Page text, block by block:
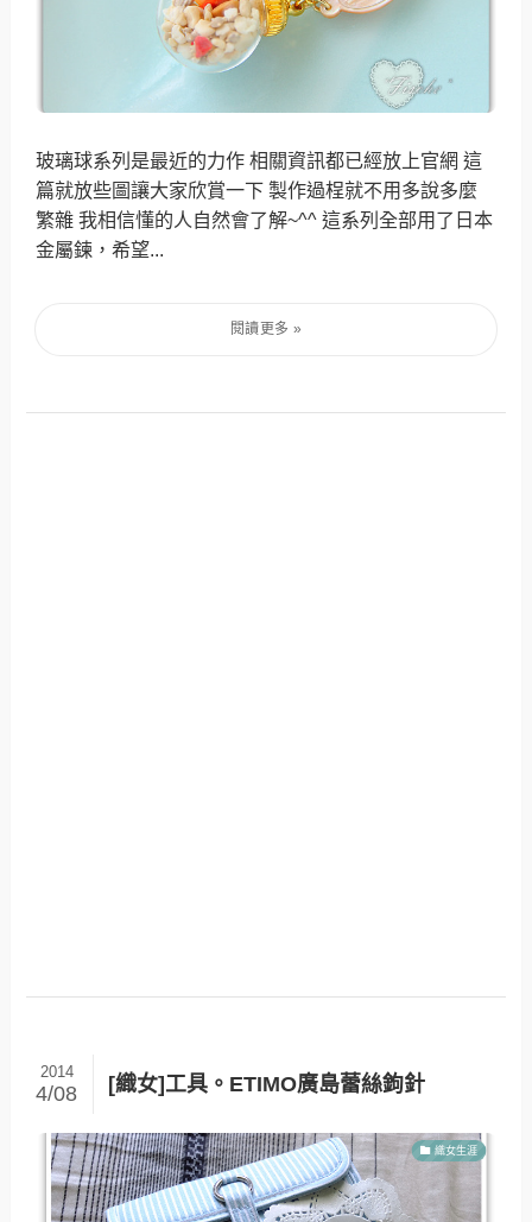
玻璃球系列是最近的力作 相關資訊都已經放上官網 這
篇就放些圖讓大家欣賞一下 製作過桯就不用多說多麼
繁雜 我相信懂的人自然會了解~^^ 這系列全部用了日本
金屬鍊，希望...
[織女]工具。ETIMO廣島蕾絲鉤針
2014
4/08
織女生涯